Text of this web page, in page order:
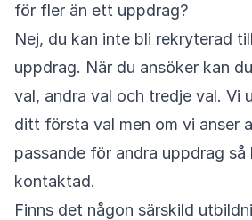
för fler än ett uppdrag?
Nej, du kan inte bli rekryterad
uppdrag. När du ansöker kan
val, andra val och tredje val. Vi
ditt första val men om vi anser
passande för andra uppdrag
kontaktad.
Finns det någon särskild